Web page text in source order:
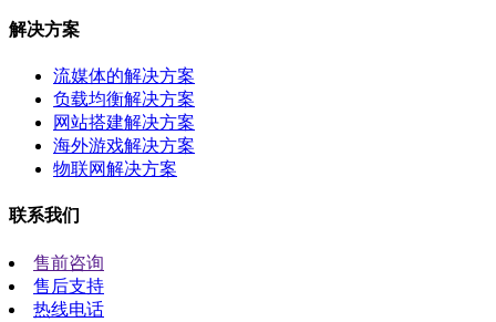
解决方案
流媒体的解决方案
负载均衡解决方案
网站搭建解决方案
海外游戏解决方案
物联网解决方案
联系我们
售前咨询
售后支持
热线电话